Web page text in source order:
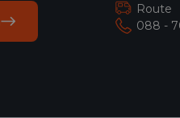
Route
088 -